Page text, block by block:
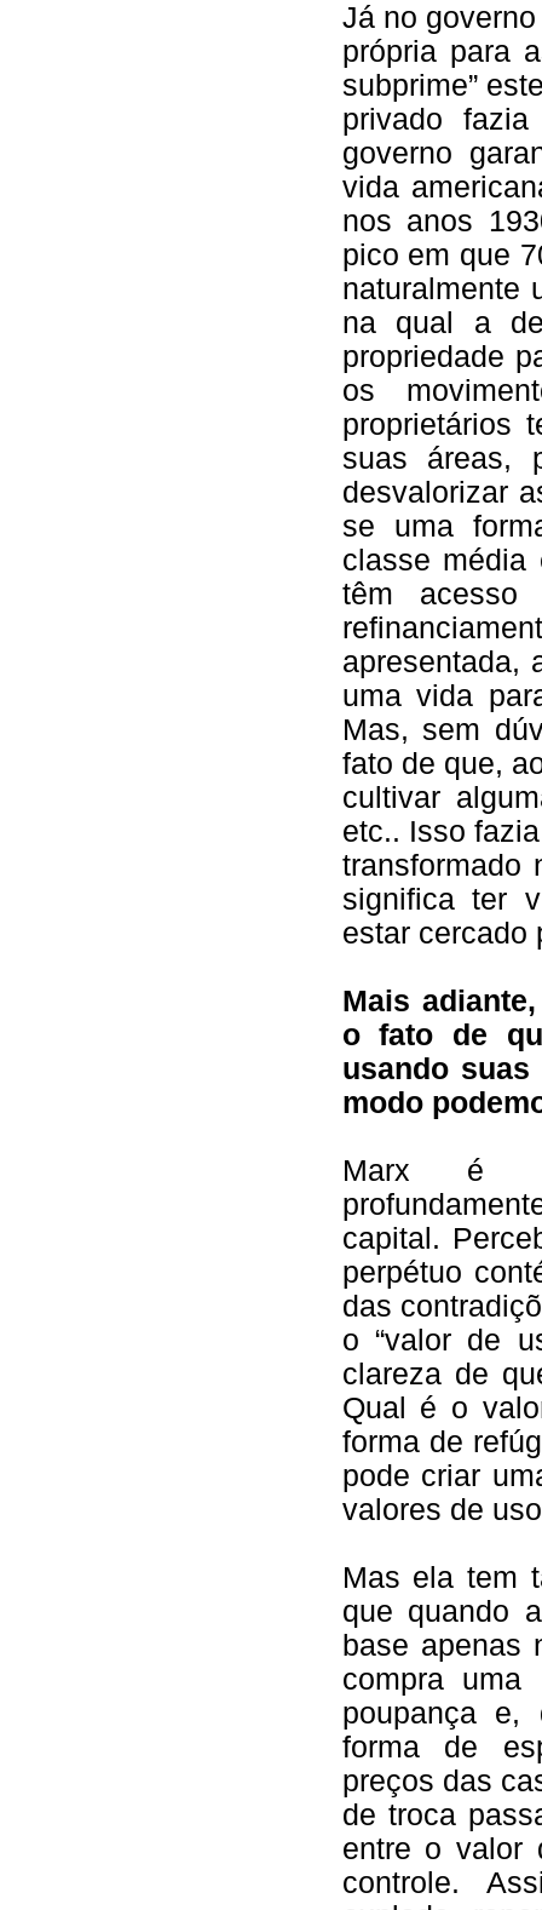
Já no
própria para
subprime”
privado
governo
vida
nos anos
pico em que
naturalmente
na qual a
propriedade
os
proprietários
suas áreas,
desvalorizar
se uma
classe média
têm
apresentada,
uma vida
Mas, sem
fato de que,
cultivar
etc.. Isso
transformado
significa ter
estar cercado
Mais
o fato de
usando
modo
Marx é
capital.
perpétuo
das
o “valor de
clareza de
Qual é o
forma de
pode criar
valores de
Mas ela tem
que quando
base apenas
compra
poupança e,
forma de
preços das
de troca
entre o valor
controle.